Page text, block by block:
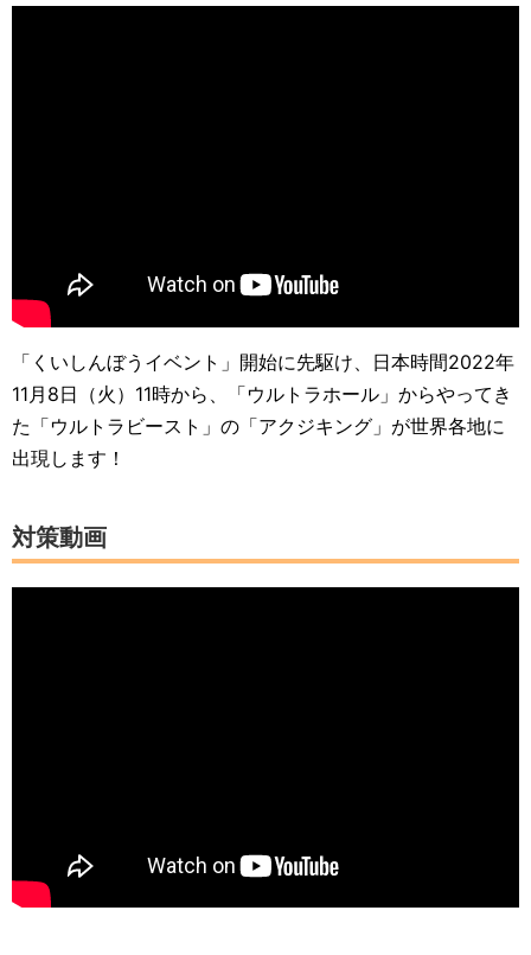
「くいしんぼうイベント」開始に先駆け、日本時間2022年
11月8日（火）11時から、「ウルトラホール」からやってき
た「ウルトラビースト」の「アクジキング」が世界各地に
出現します！
対策動画